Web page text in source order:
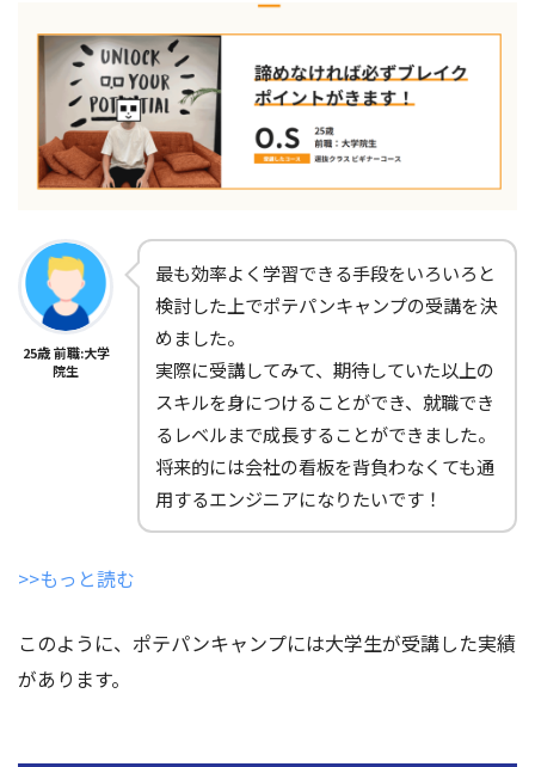
25歳 前職:大学
院生
最も効率よく学習できる手段をいろいろと
検討した上でポテパンキャンプの受講を決
めました。
実際に受講してみて、期待していた以上の
スキルを身につけることができ、就職でき
るレベルまで成長することができました。
将来的には会社の看板を背負わなくても通
用するエンジニアになりたいです！
>>もっと読む
このように、ポテパンキャンプには大学生が受講した実績
があります。